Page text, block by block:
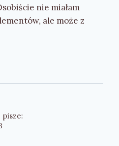
nie miałam
ale może z
pisze: